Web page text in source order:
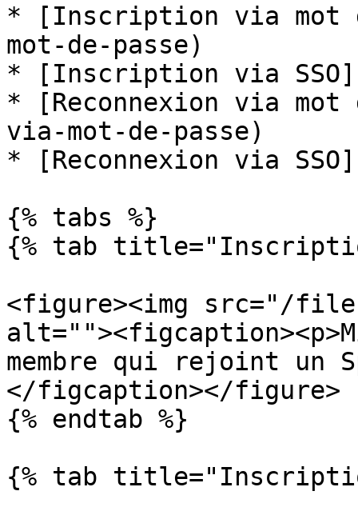
* [Inscription via mot
mot-de-passe)
* [Inscription via
* [Reconnexion via mot
via-mot-de-passe)
* [Reconnexion via
{% tabs %}
{% tab
<figure><img src="/files/
membre qui rejoint un
</figcaption></figure>
{% endtab %}
{% tab